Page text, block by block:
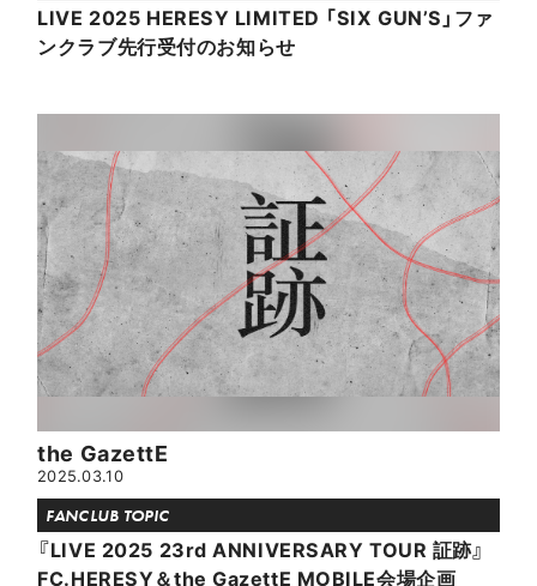
LIVE 2025 HERESY LIMITED 「SIX GUNʼS」ファ
ンクラブ先行受付のお知らせ
the GazettE
2025.03.10
FANCLUB TOPIC
『LIVE 2025 23rd ANNIVERSARY TOUR 証跡』
FC.HERESY＆the GazettE MOBILE会場企画